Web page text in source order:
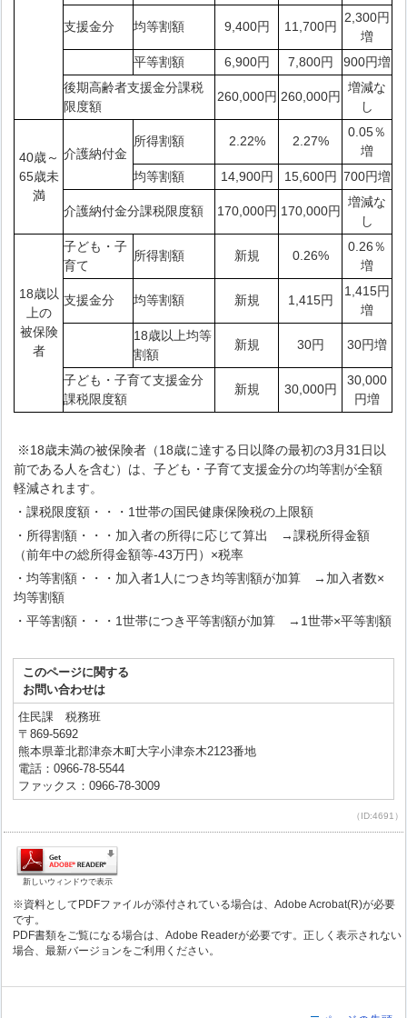
支援金分 均等割額 9,400円 11,700円
2,300円
増
平等割額
6,900円 7,800円
900円増
後期高齢者支援金分課税
限度額
260,000円 260,000円
増減な
し
40歳～
65歳未
満
介護納付金
所得割額 2.22% 2.27%
0.05％
増
均等割額
14,900円 15,600円 700円増
介護納付金分課税限度額 170,000円 170,000円
増減な
し
18歳以
上の
被保険
者
子ども・子
育て
所得割額 新規 0.26%
0.26％
増
支援金分 均等割額 新規 1,415円
1,415円
増
18歳以上均等
割額
新規 30円 30円増
子ども・子育て支援金分
課税限度額
新規 30,000円
30,000
円増
※18歳未満の被保険者（18歳に達する日以降の最初の3月31日以
前である人を含む）は、子ども・子育て支援金分の均等割が全額
軽減されます。
・課税限度額・・・1世帯の国民健康保険税の上限額
・所得割額・・・加入者の所得に応じて算出 →課税所得金額
（前年中の総所得金額等-43万円）×税率
・均等割額・・・加入者1人につき均等割額が加算 →加入者数×
均等割額
・平等割額・・・1世帯につき平等割額が加算 →1世帯×平等割額
このページに関する
お問い合わせは
住民課 税務班
〒869-5692
熊本県葦北郡津奈木町大字小津奈木2123番地
電話：0966-78-5544
ファックス：0966-78-3009
（ID:4691）
新しいウィンドウで表示
※資料としてPDFファイルが添付されている場合は、Adobe Acrobat(R)が必要
です。
PDF書類をご覧になる場合は、Adobe Readerが必要です。正しく表示されない
場合、最新バージョンをご利用ください。